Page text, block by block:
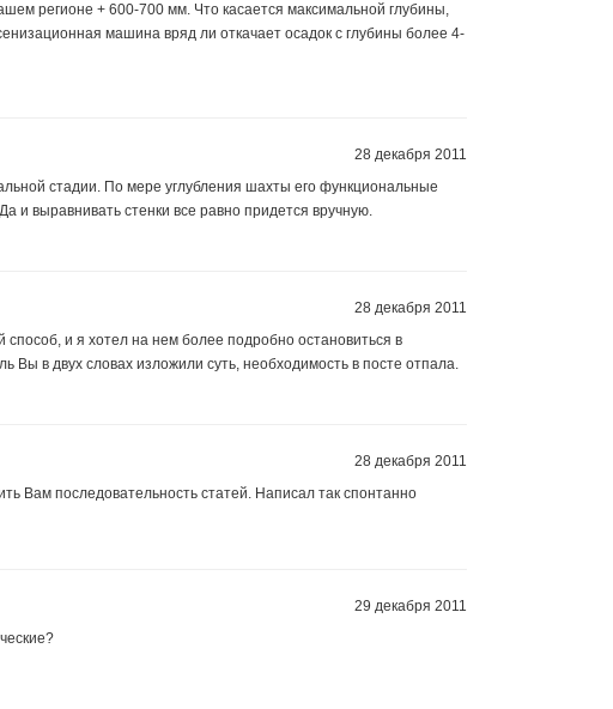
регионе + 600-700 мм. Что касается максимальной глубины,
машина вряд ли откачает осадок с глубины более 4-
28 декабря 2011
стадии. По мере углубления шахты его функциональные
и выравнивать стенки все равно придется вручную.
28 декабря 2011
способ, и я хотел на нем более подробно остановиться в
Вы в двух словах изложили суть, необходимость в посте отпала.
28 декабря 2011
Вам последовательность статей. Написал так спонтанно
29 декабря 2011